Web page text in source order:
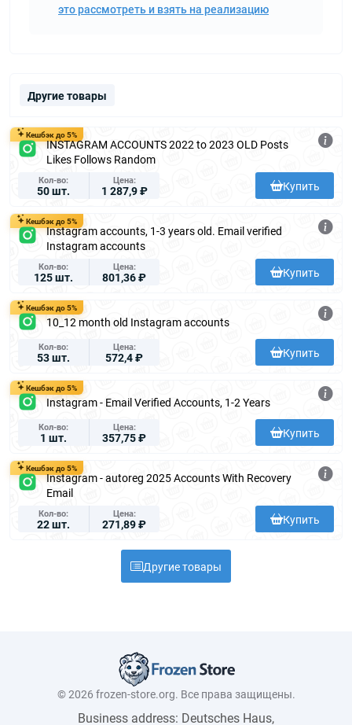
это рассмотреть и взять на реализацию
Другие товары
Кешбэк до 5%
INSTAGRAM ACCOUNTS 2022 to 2023 OLD Posts
Likes Follows Random
Кол-во
50 шт.
Цена
1 287,9 ₽ Купить
Кешбэк до 5%
Instagram accounts, 1-3 years old. Email verified
Instagram accounts
Кол-во
125 шт.
Цена
801,36 ₽ Купить
Кешбэк до 5%
10_12 month old Instagram accounts
Кол-во
53 шт.
Цена
572,4 ₽ Купить
Кешбэк до 5%
Instagram - Email Verified Accounts, 1-2 Years
Кол-во
1 шт.
Цена
357,75 ₽ Купить
Кешбэк до 5%
Instagram - autoreg 2025 Accounts With Recovery
Email
Кол-во
22 шт.
Цена
271,89 ₽ Купить
Другие товары
© 2026 frozen-store.org. Все права защищены.
Business address: Deutsches Haus,